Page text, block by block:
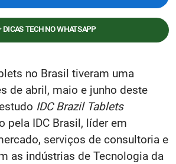
TECH NO WHATSAPP
no Brasil tiveram uma
de abril, maio e junho deste
IDC Brazil Tablets
pela IDC Brasil, líder em
serviços de consultoria e
as indústrias de Tecnologia da